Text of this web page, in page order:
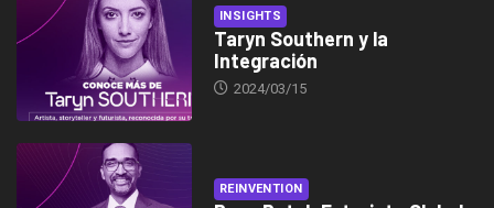
INSIGHTS
Taryn Southern y la
Integración
2024/03/15
REINVENTION